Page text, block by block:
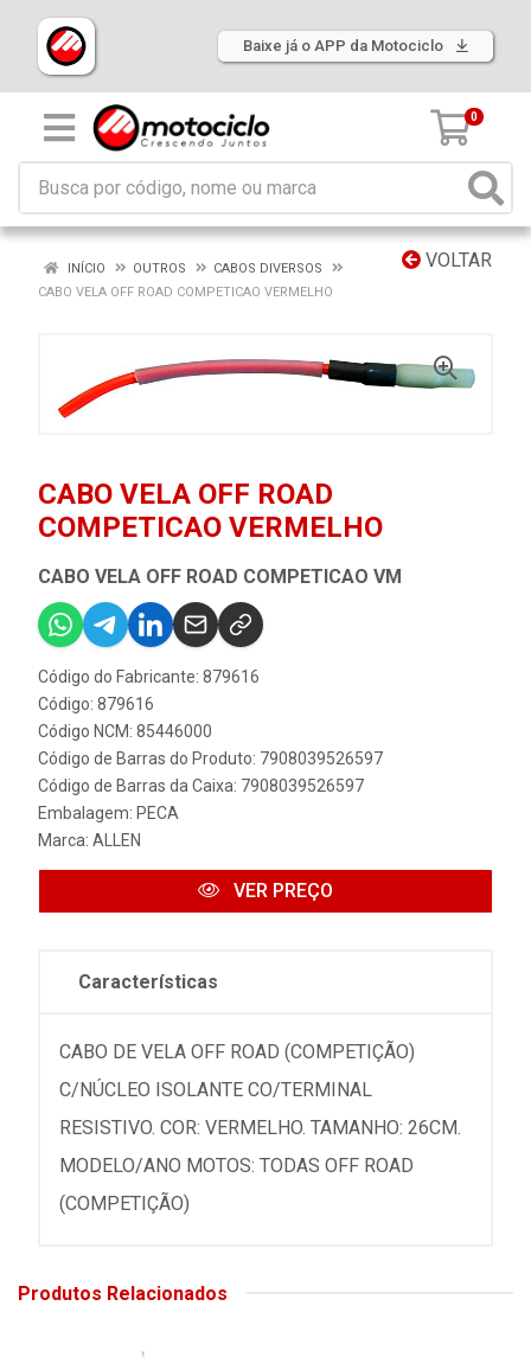
Baixe já o APP da Motociclo
0
VOLTAR
INÍCIO OUTROS
CABOS DIVERSOS
CABO VELA OFF ROAD COMPETICAO VERMELHO
CABO VELA OFF ROAD
COMPETICAO VERMELHO
CABO VELA OFF ROAD COMPETICAO VM
Código do Fabricante: 879616
Código: 879616
Código NCM: 85446000
Código de Barras do Produto: 7908039526597
Código de Barras da Caixa: 7908039526597
Embalagem: PECA
Marca: ALLEN
VER PREÇO
Características
CABO DE VELA OFF ROAD (COMPETIÇÃO)
C/NÚCLEO ISOLANTE CO/TERMINAL
RESISTIVO. COR: VERMELHO. TAMANHO: 26CM.
MODELO/ANO MOTOS: TODAS OFF ROAD
(COMPETIÇÃO)
Produtos Relacionados